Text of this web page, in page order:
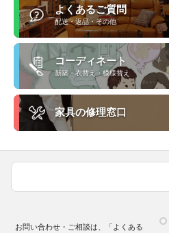
よくあるご質問
配送・返品・その他
コーディネート
新築・衣替え・模様替え
家具の修理窓口
お問い合わせ・ご相談は、「よくある